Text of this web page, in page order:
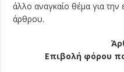
άλλο αναγκαίο θέμα για
άρθρου.
Επιβολή φόρου